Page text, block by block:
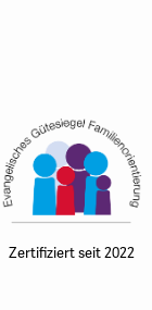
Zertifiziert seit 2022